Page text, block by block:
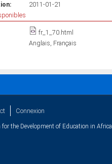
2011-01-21
fr_1_70.html
Anglais Français
Connexion
the Development of Education in Africa